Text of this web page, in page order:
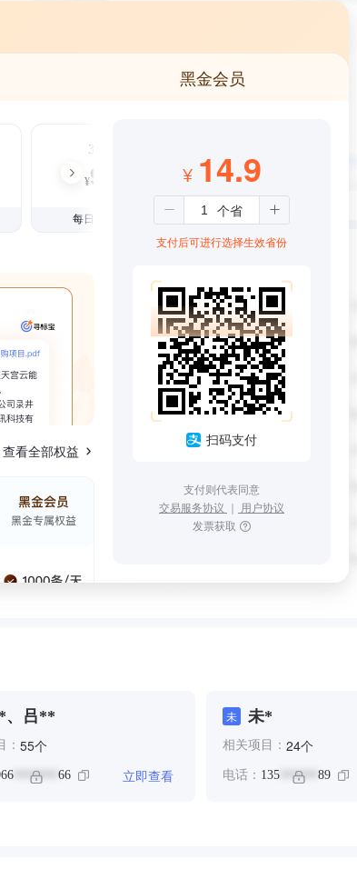
黑金会员
3个月
¥99
每日仅1.08元
查看全部权益
¥ 14.9
支付后可进行选择生效省份
扫码支付
支付则代表同意
交易服务协议 ｜ 用户协议
发票获取
、吕**
： 55个
******* 66 立即查看
未 未*
相关项目： 24个
电话： 135****** 89